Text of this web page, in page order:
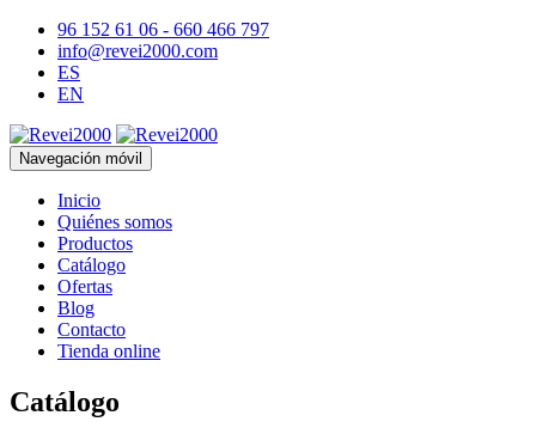
96 152 61 06 - 660 466 797
info@revei2000.com
ES
EN
Navegación móvil
Inicio
Quiénes somos
Productos
Catálogo
Ofertas
Blog
Contacto
Tienda online
Catálogo